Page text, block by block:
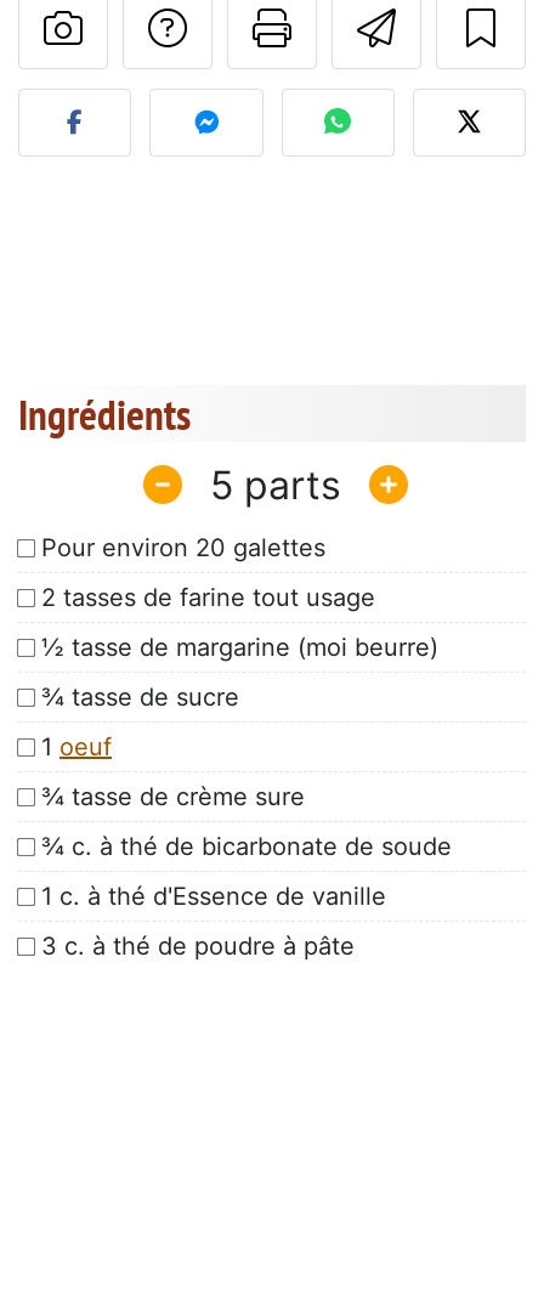
Imprimer
Poser une
Publier votre photo de
Ingrédients
5
Pour environ 20 galettes
2 tasses de farine tout usage
½ tasse de margarine (moi beurre)
¾ tasse de sucre
1 oeuf
¾ tasse de crème sure
¾ c. à thé de bicarbonate de soude
1 c. à thé d'Essence de vanille
3 c. à thé de poudre à pâte